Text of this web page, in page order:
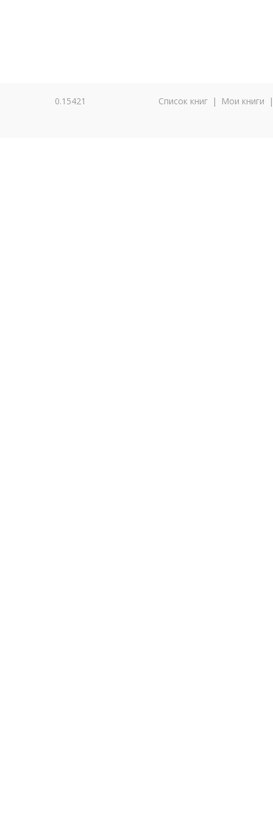
0.15421 Список книг | Мои книги |